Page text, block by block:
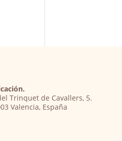
Trinquet de Cavallers, 5.
Valencia, España